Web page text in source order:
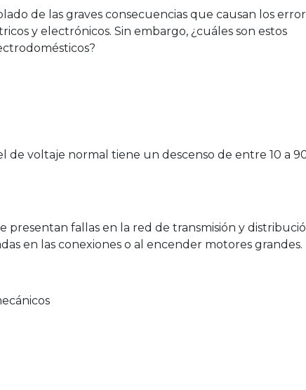
de las graves consecuencias que causan los
y electrónicos. Sin embargo, ¿cuáles son estos
de voltaje normal tiene un descenso de entre 10 a
presentan fallas en la red de transmisión y
en las conexiones o al encender motores grandes.